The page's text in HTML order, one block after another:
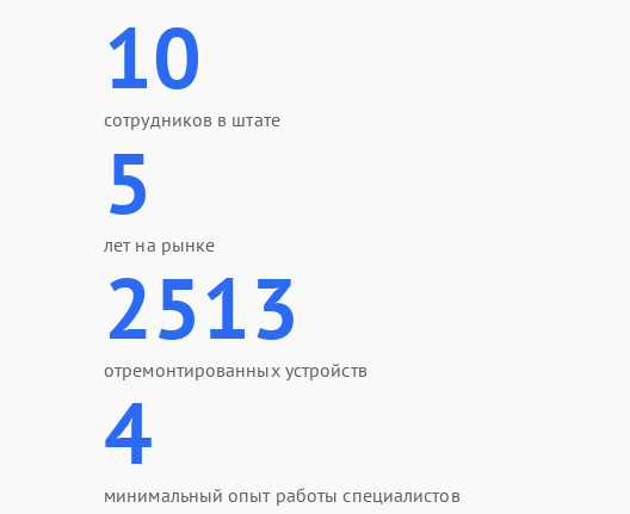
10
сотрудников в штате
5
лет на рынке
2513
отремонтированных устройств
4
минимальный опыт работы специалистов